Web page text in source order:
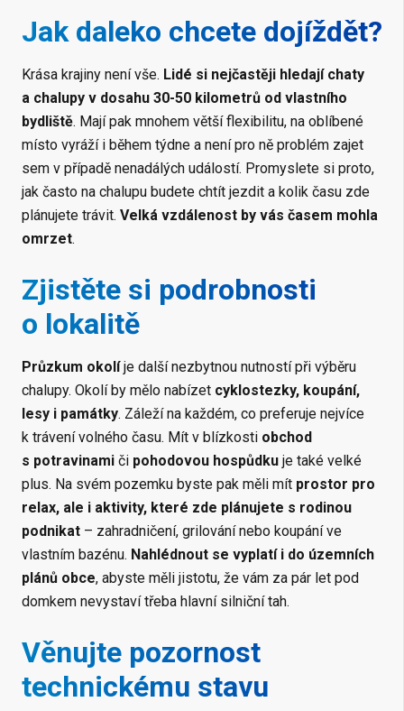
Jak daleko chcete dojíždět?
Krása krajiny není vše. Lidé si nejčastěji hledají chaty
a chalupy v dosahu 30-50 kilometrů od vlastního
bydliště. Mají pak mnohem větší flexibilitu, na oblíbené
místo vyráží i během týdne a není pro ně problém zajet
sem v případě nenadálých událostí. Promyslete si proto,
jak často na chalupu budete chtít jezdit a kolik času zde
plánujete trávit. Velká vzdálenost by vás časem mohla
omrzet.
Zjistěte si podrobnosti
o lokalitě
Průzkum okolíje další nezbytnou nutností při výběru
chalupy. Okolí by mělo nabízet cyklostezky, koupání,
lesy i památky. Záleží na každém, co preferuje nejvíce
k trávení volného času. Mít v blízkosti obchod
s potravinami či pohodovou hospůdku je také velké
plus. Na svém pozemku byste pak měli mít prostor pro
relax, ale i aktivity, které zde plánujete s rodinou
podnikat – zahradničení, grilování nebo koupání ve
vlastním bazénu. Nahlédnout se vyplatí i do územních
plánů obce, abyste měli jistotu, že vám za pár let pod
domkem nevystaví třeba hlavní silniční tah.
Věnujte pozornost
technickému stavu